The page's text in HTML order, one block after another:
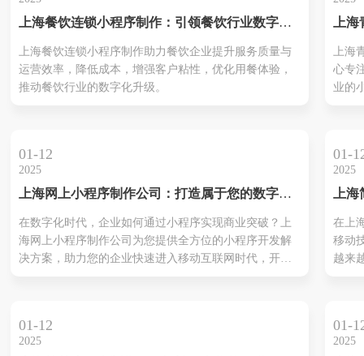
海高
作小
提升
对繁
上海餐饮连锁小程序制作：引领餐饮行业数字化
上海餐饮连锁小程序制作助力餐饮企业提升服务质量与
运营效率，降低成本，增强客户粘性，优化用餐体验，
推动餐饮行业的数字化升级。
上海
开创
上海
心专
业的
造一
提供
助力
01-12
2025
上海网上小程序制作公司：打造属于您的数字化
在数字化时代，企业如何通过小程序实现商业突破？上
海网上小程序制作公司为您提供全方位的小程序开发解
决方案，助力您的企业快速进入移动互联网时代，开启
01-
2025
上海
松
在上
移动
越来
便捷
为了
01-12
2025
01-
2025